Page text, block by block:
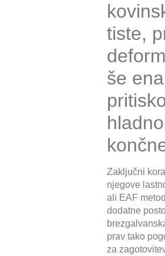
tiste,
še
Zaključni
njegove
ali EAF
dodatne
prav tako
za